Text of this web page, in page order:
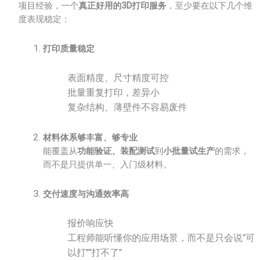
项目经验，一个真正好用的3D打印服务 ，至少要在以下几个维
度表现稳定：
打印质量稳定
表面精度、尺寸精度可控
批量重复打印，差异小
复杂结构、薄壁件不容易废件
材料体系够丰富、够专业
能覆盖从功能验证、装配测试到 小批量试生产的需求，
而不是只提供单一、入门级材料。
交付速度与沟通效率高
报价响应快
工程师能听懂你的应用场景，而不是只会说“可
以打”“打不了”